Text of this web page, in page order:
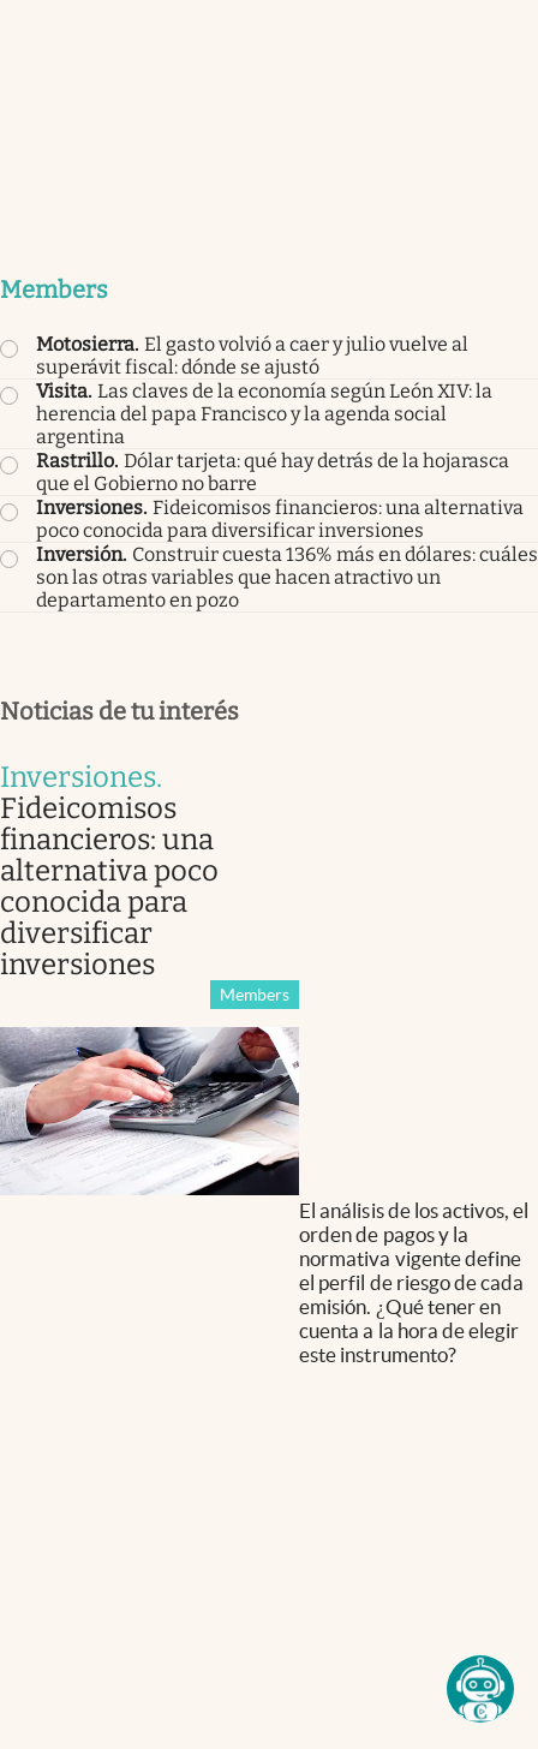
Members
Motosierra. El gasto volvió a caer y julio vuelve al
superávit fiscal: dónde se ajustó
Visita. Las claves de la economía según León XIV: la
herencia del papa Francisco y la agenda social
argentina
Rastrillo. Dólar tarjeta: qué hay detrás de la hojarasca
que el Gobierno no barre
Inversiones. Fideicomisos financieros: una alternativa
poco conocida para diversificar inversiones
Inversión. Construir cuesta 136% más en dólares: cuáles
son las otras variables que hacen atractivo un
departamento en pozo
Noticias de tu interés
Inversiones.
Fideicomisos
financieros: una
alternativa poco
conocida para
diversificar
inversiones
Members
El análisis de los activos, el
orden de pagos y la
normativa vigente define
el perfil de riesgo de cada
emisión. ¿Qué tener en
cuenta a la hora de elegir
este instrumento?